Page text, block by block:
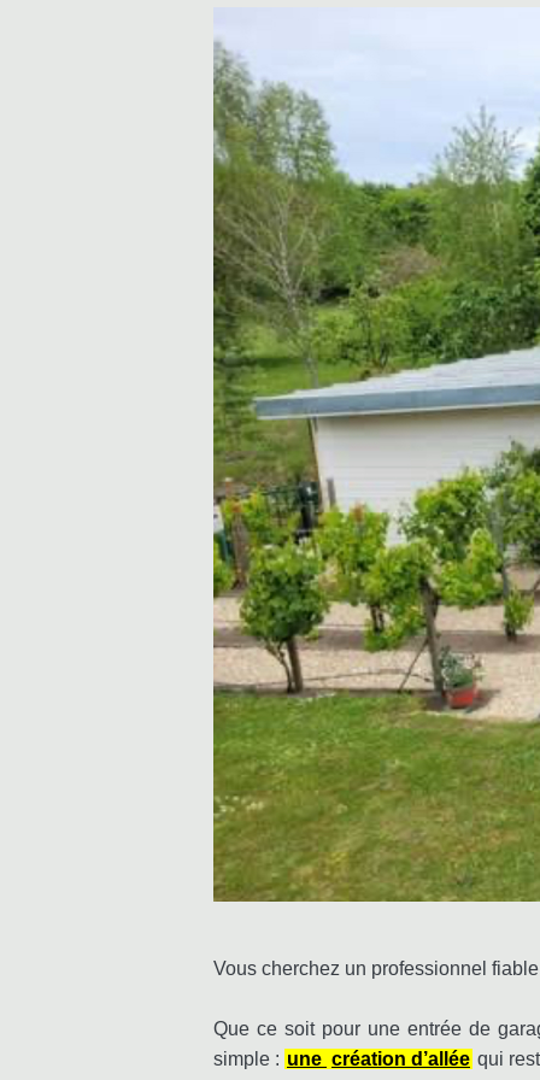
Vous cherchez un professionnel
Que ce soit pour une entrée de
simple : une création d’allée qui